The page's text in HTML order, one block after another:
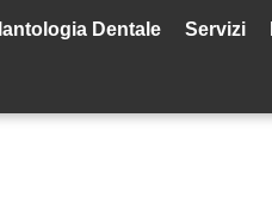
Dentale Servizi